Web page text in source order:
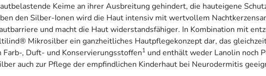
Keime an ihrer Ausbreitung gehindert, die hauteigene
den Silber-Ionen wird die Haut intensiv mit wertvollem
und macht die Haut widerstandsfähiger. In Kombination mit
Mikrosilber ein ganzheitliches Hautpflegekonzept dar, das
, Duft- und Konservierungsstoffen1 und enthält weder Lanolin noch
auch zur Pflege der empfindlichen Kinderhaut bei Neurodermitis